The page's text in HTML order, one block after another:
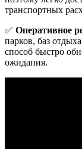
транспортных
✅ Оперативное
парков, баз
способ быстро
ожидания.